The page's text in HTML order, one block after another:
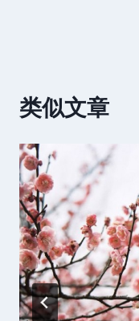
类似文章